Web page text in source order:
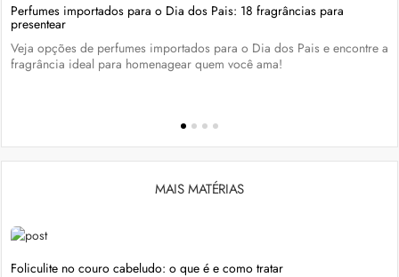
Perfumes importados para o Dia dos Pais: 18 fragrâncias para
presentear
Veja opções de perfumes importados para o Dia dos Pais e encontre a
fragrância ideal para homenagear quem você ama!
MAIS MATÉRIAS
Foliculite no couro cabeludo: o que é e como tratar